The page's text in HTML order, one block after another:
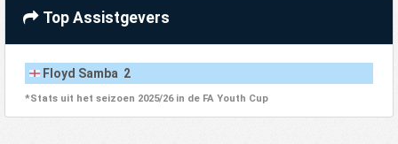
Top Assistgevers
Floyd Samba 2
*Stats uit het seizoen 2025/26 in de FA Youth Cup